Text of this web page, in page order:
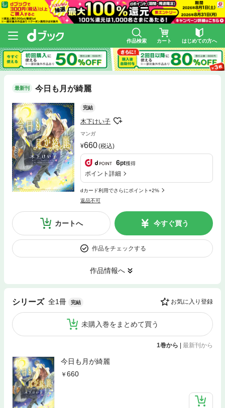
作品検索 カート はじめての方へ
最新刊 今日も月が綺麗
完結
木下けい子
マンガ
660(税込)
6pt獲得
ポイント詳細
dカード利用でさらにポイント+2%
返品不可
カートへ 今すぐ買う
作品をチェックする
作品情報へ
シリーズ 全1冊 完結 お気に入り登録
未購入巻をまとめて買う
1巻から 最新刊から
今日も月が綺麗
660